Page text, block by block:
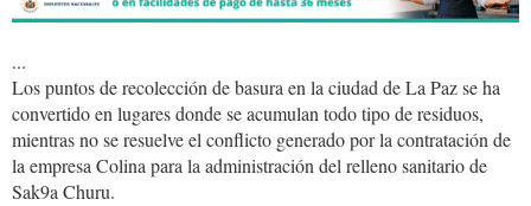
...
Los puntos de recolección de basura en la ciudad de La Paz se ha
convertido en lugares donde se acumulan todo tipo de residuos,
mientras no se resuelve el conflicto generado por la contratación de
la empresa Colina para la administración del relleno sanitario de
Sak9a Churu.